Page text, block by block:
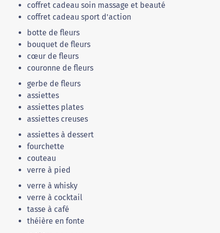
coffret cadeau soin massage et beauté
coffret cadeau sport d'action
botte de fleurs
bouquet de fleurs
cœur de fleurs
couronne de fleurs
gerbe de fleurs
assiettes
assiettes plates
assiettes creuses
assiettes à dessert
fourchette
couteau
verre à pied
verre à whisky
verre à cocktail
tasse à café
théière en fonte